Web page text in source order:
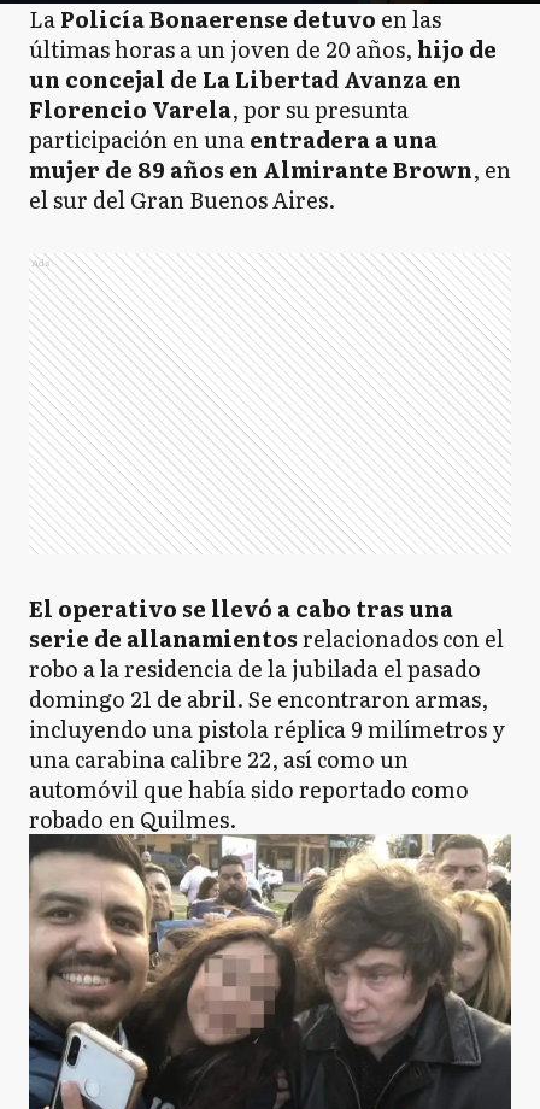
LaPolicía Bonaerense detuvo en las
últimas horas a un joven de 20 años, hijo de
un concejal de La Libertad Avanza en
Florencio Varela, por su presunta
participación en unaentradera a una
mujer de 89 años en Almirante Brown, en
el sur del Gran Buenos Aires.
Ads
El operativo se llevó a cabo tras una
serie de allanamientosrelacionados con el
robo a la residencia de la jubilada el pasado
domingo 21 de abril. Se encontraron armas,
incluyendo una pistola réplica 9 milímetros y
una carabina calibre 22, así como un
automóvil que había sido reportado como
robado en Quilmes.